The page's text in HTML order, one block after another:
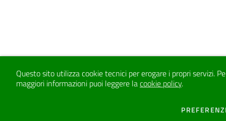
Questo sito utilizza cookie tecnici per erogare i propri servizi.
maggiori informazioni puoi leggere lacookie policy.